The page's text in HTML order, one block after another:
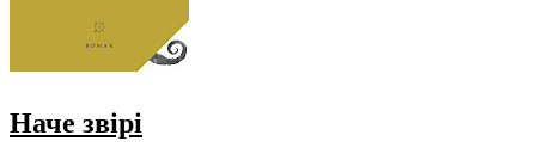
Наче звірі